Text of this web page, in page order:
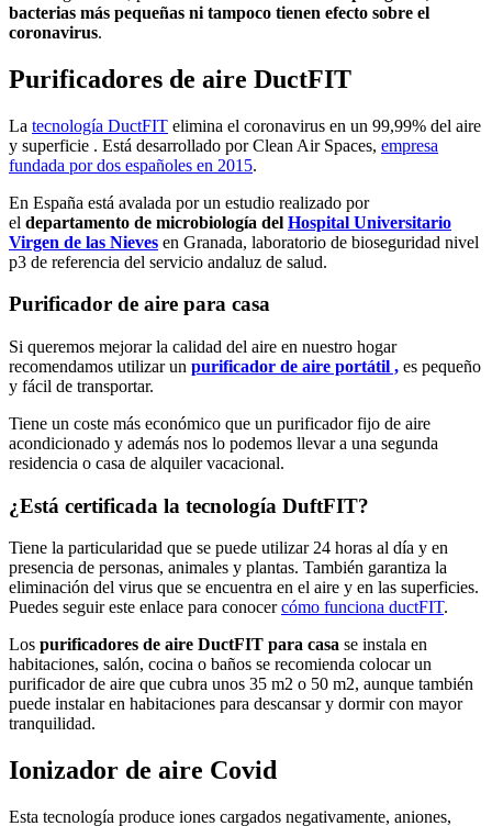
bacterias más pequeñas ni tampoco tienen efecto sobre el
coronavirus.
Purificadores de aire DuctFIT
La tecnología DuctFIT elimina el coronavirus en un 99,99% del aire
y superficie . Está desarrollado por Clean Air Spaces, empresa
fundada por dos españoles en 2015.
En España está avalada por un estudio realizado por
el departamento de microbiología del Hospital Universitario
Virgen de las Nieves en Granada, laboratorio de bioseguridad nivel
p3 de referencia del servicio andaluz de salud.
Purificador de aire para casa
Si queremos mejorar la calidad del aire en nuestro hogar
recomendamos utilizar un purificador de aire portátil , es pequeño
y fácil de transportar.
Tiene un coste más económico que un purificador fijo de aire
acondicionado y además nos lo podemos llevar a una segunda
residencia o casa de alquiler vacacional.
¿Está certificada la tecnología DuftFIT?
Tiene la particularidad que se puede utilizar 24 horas al día y en
presencia de personas, animales y plantas. También garantiza la
eliminación del virus que se encuentra en el aire y en las superficies.
Puedes seguir este enlace para conocercómo funciona ductFIT.
Los purificadores de aire DuctFIT para casa se instala en
habitaciones, salón, cocina o baños se recomienda colocar un
purificador de aire que cubra unos 35 m2 o 50 m2, aunque también
puede instalar en habitaciones para descansar y dormir con mayor
tranquilidad.
Ionizador de aire Covid
Esta tecnología produce iones cargados negativamente, aniones,